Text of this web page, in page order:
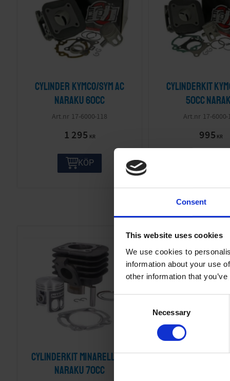
Consent
This website uses cookies
We use cookies to
information about your use
other information that
n
Necessary
Cylinder Kymco/SYM AC
Naraku 60cc
17-6000-118
1 295 KR
KÖP
Cylinderkit
50cc
17-6000-
995 KR
Cylinderkit Minarelli AC
Naraku 70cc
Förgasare Bing